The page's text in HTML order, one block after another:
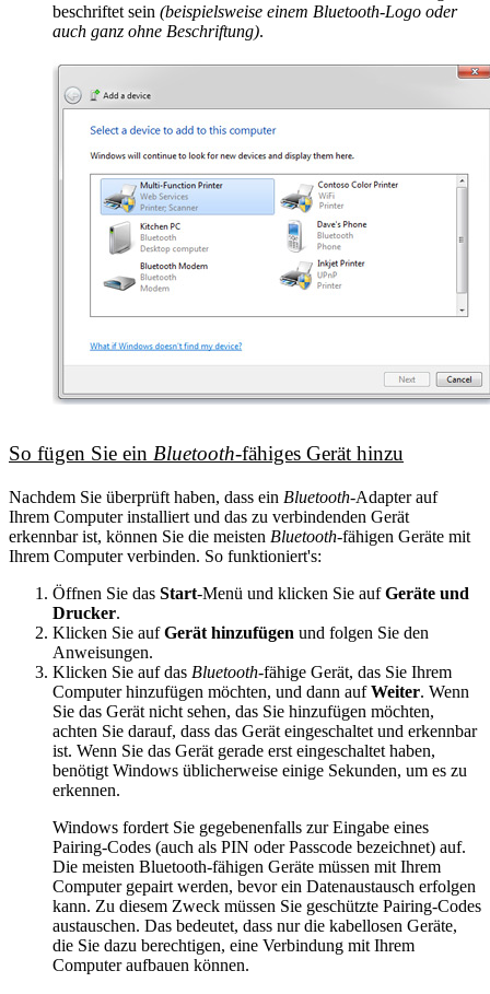
beschriftet sein (beispielsweise einem Bluetooth-Logo oder
auch ganz ohne Beschriftung).
So fügen Sie ein Bluetooth-fähiges Gerät hinzu
Nachdem Sie überprüft haben, dass ein Bluetooth-Adapter auf
Ihrem Computer installiert und das zu verbindenden Gerät
erkennbar ist, können Sie die meisten Bluetooth-fähigen Geräte mit
Ihrem Computer verbinden. So funktioniert's:
Öffnen Sie das Start-Menü und klicken Sie aufGeräte und
Drucker.
Klicken Sie aufGerät hinzufügen und folgen Sie den
Anweisungen.
Klicken Sie auf das Bluetooth-fähige Gerät, das Sie Ihrem
Computer hinzufügen möchten, und dann aufWeiter. Wenn
Sie das Gerät nicht sehen, das Sie hinzufügen möchten,
achten Sie darauf, dass das Gerät eingeschaltet und erkennbar
ist. Wenn Sie das Gerät gerade erst eingeschaltet haben,
benötigt Windows üblicherweise einige Sekunden, um es zu
erkennen.
Windows fordert Sie gegebenenfalls zur Eingabe eines
Pairing-Codes (auch als PIN oder Passcode bezeichnet) auf.
Die meisten Bluetooth-fähigen Geräte müssen mit Ihrem
Computer gepairt werden, bevor ein Datenaustausch erfolgen
kann. Zu diesem Zweck müssen Sie geschützte Pairing-Codes
austauschen. Das bedeutet, dass nur die kabellosen Geräte,
die Sie dazu berechtigen, eine Verbindung mit Ihrem
Computer aufbauen können.